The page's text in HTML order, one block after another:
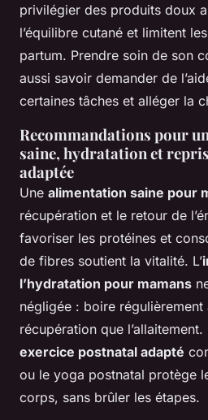
privilégier des produits doux
l’équilibre cutané et limitent
partum. Prendre soin de son
aussi savoir demander de
certaines tâches et alléger la
Recommandations pour
saine, hydratation et
adaptée
Une alimentation saine pour
récupération et le retour de
favoriser les protéines et
de fibres soutient la vitalité. L’
l’hydratation pour mamans
négligée : boire régulièrement
récupération que
exercice postnatal adapté
ou le yoga postnatal protège
corps, sans brûler les étapes.